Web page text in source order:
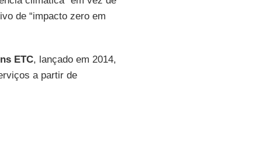
de “impacto zero em
ETC, lançado em 2014,
a partir de